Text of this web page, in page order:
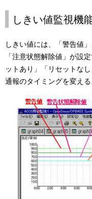
しきい値監視機
しきい値には、「警告値
「注意状態解除値」が設
ットあり」「リセットな
通報のタイミングを変える